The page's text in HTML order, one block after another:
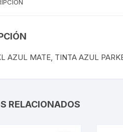
AZUL MATE, TINTA AZUL
RELACIONADOS